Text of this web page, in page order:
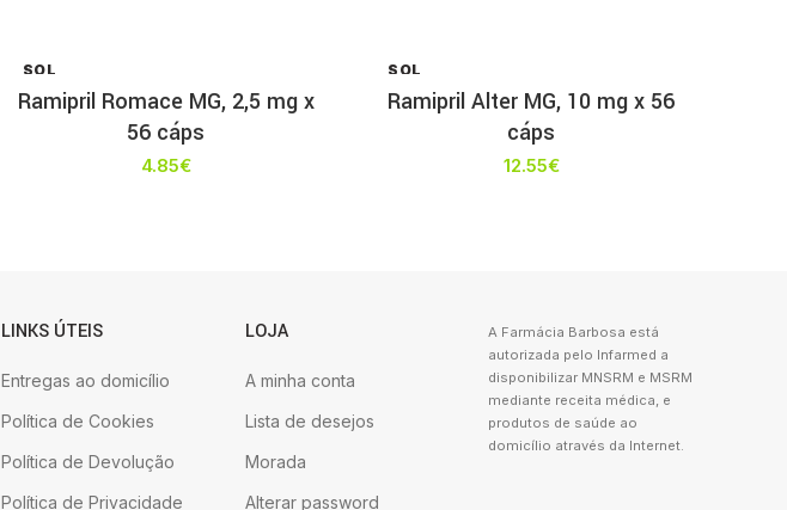
SOL
T
Ramipril Romace MG, 2,5 mg x
56 cáps
4.85€
SOL
T
Ramipril Alter MG, 10 mg x 56
cáps
12.55€
LINKS ÚTEIS
Entregas ao domicílio
Política de Cookies
Política de Devolução
Política de Privacidade
LOJA
A minha conta
Lista de desejos
Morada
Alterar password
A Farmácia Barbosa está
autorizada pelo Infarmed a
disponibilizar MNSRM e MSRM
mediante receita médica, e
produtos de saúde ao
domicílio através da Internet.